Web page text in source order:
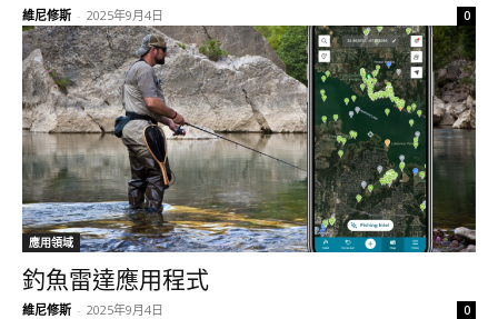
維尼修斯 - 2025年9月4日 0
應用領域
釣魚雷達應用程式
維尼修斯 - 2025年9月4日 0